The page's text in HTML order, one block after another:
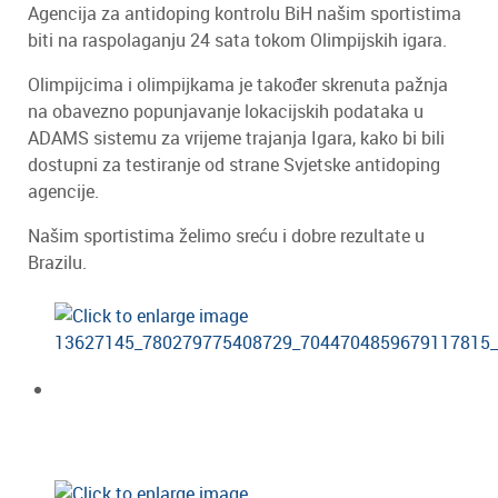
Agencija za antidoping kontrolu BiH našim sportistima
biti na raspolaganju 24 sata tokom Olimpijskih igara.
Olimpijcima i olimpijkama je također skrenuta pažnja
na obavezno popunjavanje lokacijskih podataka u
ADAMS sistemu za vrijeme trajanja Igara, kako bi bili
dostupni za testiranje od strane Svjetske antidoping
agencije.
Našim sportistima želimo sreću i dobre rezultate u
Brazilu.